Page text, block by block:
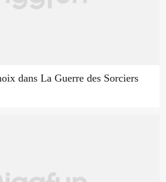
dans La Guerre des Sorciers